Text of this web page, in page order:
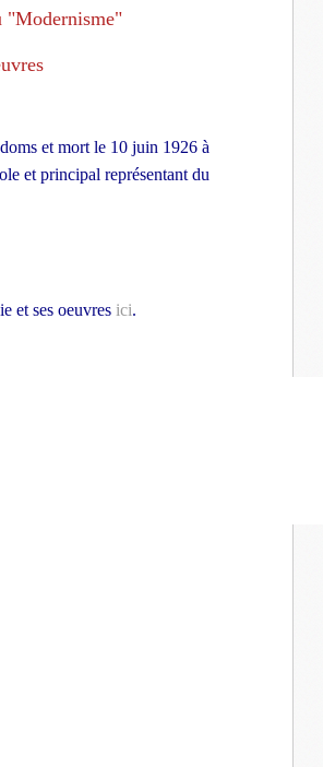
"Modernisme"
et mort le 10 juin 1926 à
et principal représentant du
et ses oeuvresici.